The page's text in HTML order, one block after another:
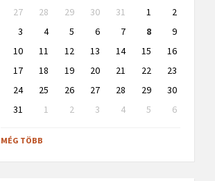
Skip
calendar
days
27 28 29 30 31 1
2
3
4 5 6 7 8
9
10
11 12 13 14 15
16
17
18 19 20 21 22
23
24
25 26 27 28 29
30
31
1 2 3 4 5
6
to
calendar
MÉG TÖBB